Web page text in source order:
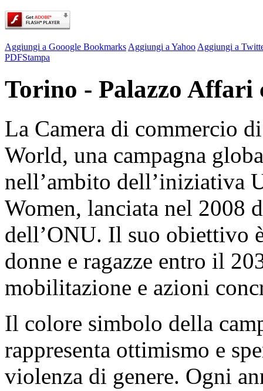
Aggiungi a Gooogle Bookmarks Aggiungi a Yahoo Aggiungi a
PDFStampa
Torino - Palazzo Affari
La Camera di commercio
World, una campagna
nell’ambito dell’iniziativa
Women, lanciata nel 2008
dell’ONU. Il suo obiettivo
donne e ragazze entro il
mobilitazione e azioni
Il colore simbolo della
rappresenta ottimismo e
violenza di genere. Ogni